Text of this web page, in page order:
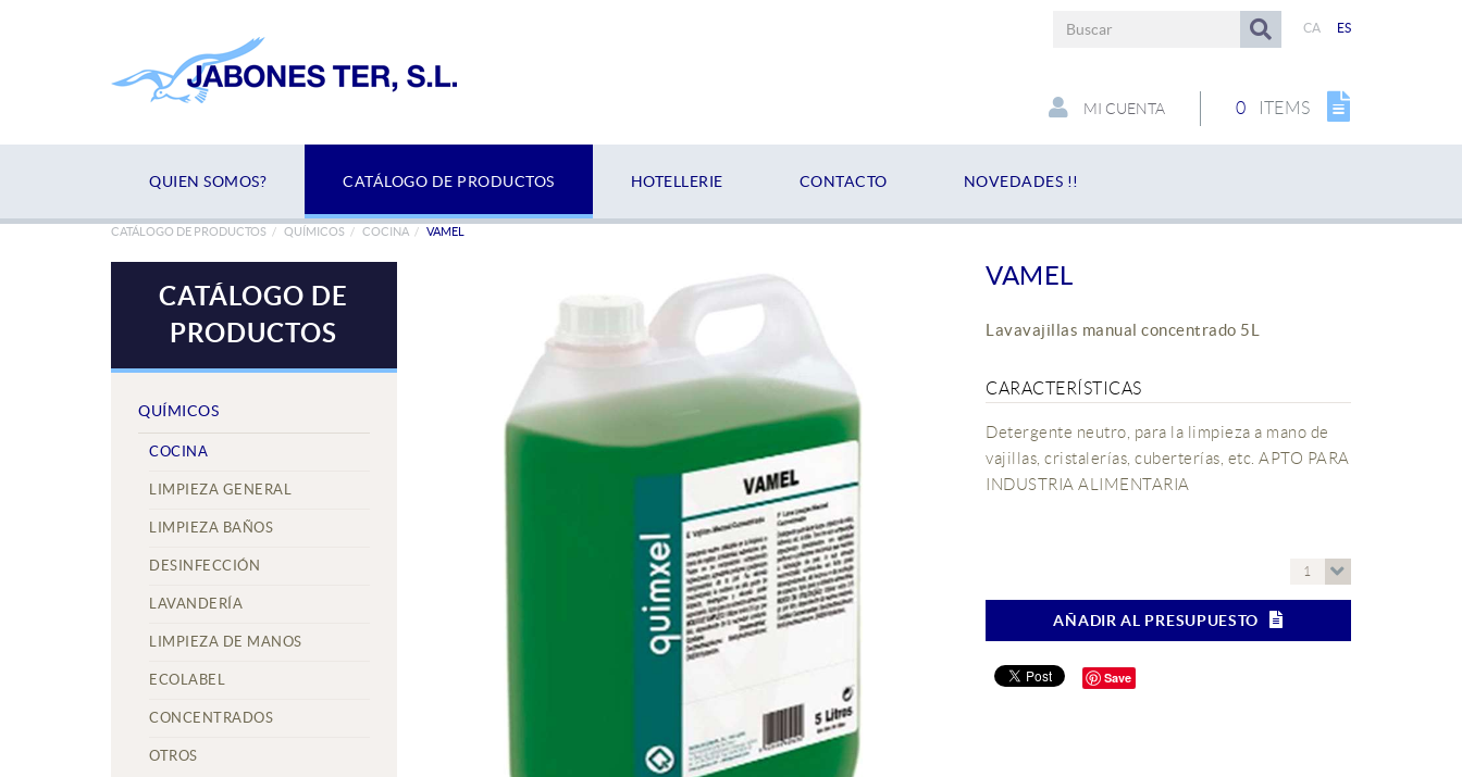
CA ES
0 ITEMS
MI CUENTA
QUIEN SOMOS? CATÁLOGO DE PRODUCTOS HOTELLERIE CONTACTO NOVEDADES !!
CATÁLOGO DE PRODUCTOS QUÍMICOS COCINA VAMEL
CATÁLOGO DE
PRODUCTOS
QUÍMICOS
COCINA
LIMPIEZA GENERAL
LIMPIEZA BAÑOS
DESINFECCIÓN
LAVANDERÍA
LIMPIEZA DE MANOS
ECOLABEL
CONCENTRADOS
OTROS
VAMEL
Lavavajillas manual concentrado 5L
CARACTERÍSTICAS
Detergente neutro, para la limpieza a mano de
vajillas, cristalerías, cuberterías, etc. APTO PARA
INDUSTRIA ALIMENTARIA
1
AÑADIR AL PRESUPUESTO
Save